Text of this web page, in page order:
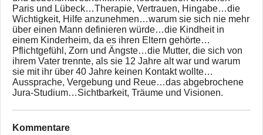
Paris und Lübeck…Therapie, Vertrauen, Hingabe…die
Wichtigkeit, Hilfe anzunehmen…warum sie sich nie mehr
über einen Mann definieren würde…die Kindheit in
einem Kinderheim, da es ihren Eltern gehörte…
Pflichtgefühl, Zorn und Ängste…die Mutter, die sich von
ihrem Vater trennte, als sie 12 Jahre alt war und warum
sie mit ihr über 40 Jahre keinen Kontakt wollte…
Aussprache, Vergebung und Reue…das abgebrochene
Jura-Studium…Sichtbarkeit, Träume und Visionen.
Kommentare